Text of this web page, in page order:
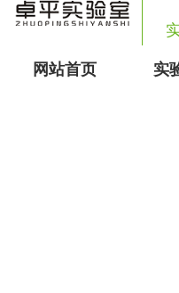
网站首页 实